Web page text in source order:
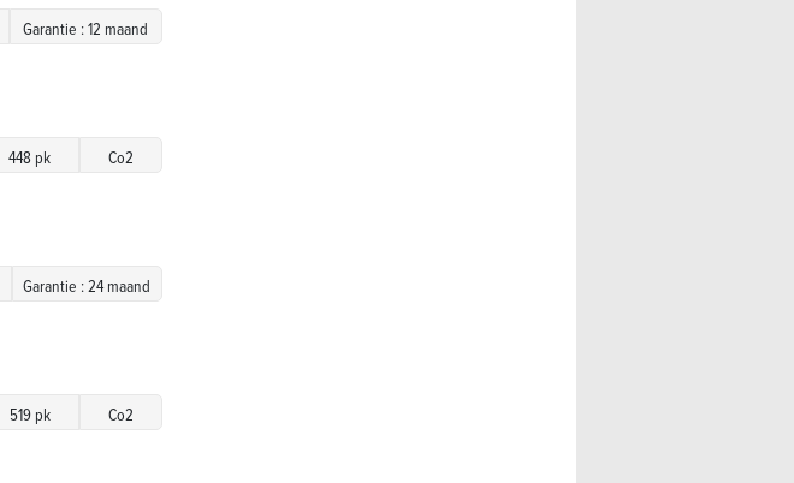
Garantie : 12 maand
448 pk Co2
Garantie : 24 maand
519 pk Co2